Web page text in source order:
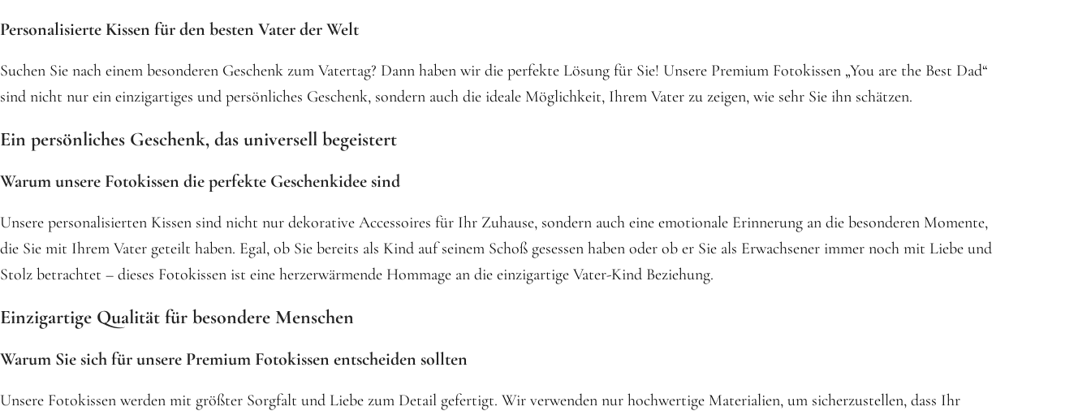
Personalisierte Kissen für den besten Vater der Welt
Suchen Sie nach einem besonderen Geschenk zum Vatertag? Dann haben wir die perfekte Lösung für Sie! Unsere Premium Fotokissen „You are the Best Dad“
sind nicht nur ein einzigartiges und persönliches Geschenk, sondern auch die ideale Möglichkeit, Ihrem Vater zu zeigen, wie sehr Sie ihn schätzen.
Ein persönliches Geschenk, das universell begeistert
Warum unsere Fotokissen die perfekte Geschenkidee sind
Unsere personalisierten Kissen sind nicht nur dekorative Accessoires für Ihr Zuhause, sondern auch eine emotionale Erinnerung an die besonderen Momente,
die Sie mit Ihrem Vater geteilt haben. Egal, ob Sie bereits als Kind auf seinem Schoß gesessen haben oder ob er Sie als Erwachsener immer noch mit Liebe und
Stolz betrachtet – dieses Fotokissen ist eine herzerwärmende Hommage an die einzigartige Vater-Kind Beziehung.
Einzigartige Qualität für besondere Menschen
Warum Sie sich für unsere Premium Fotokissen entscheiden sollten
Unsere Fotokissen werden mit größter Sorgfalt und Liebe zum Detail gefertigt. Wir verwenden nur hochwertige Materialien, um sicherzustellen, dass Ihr